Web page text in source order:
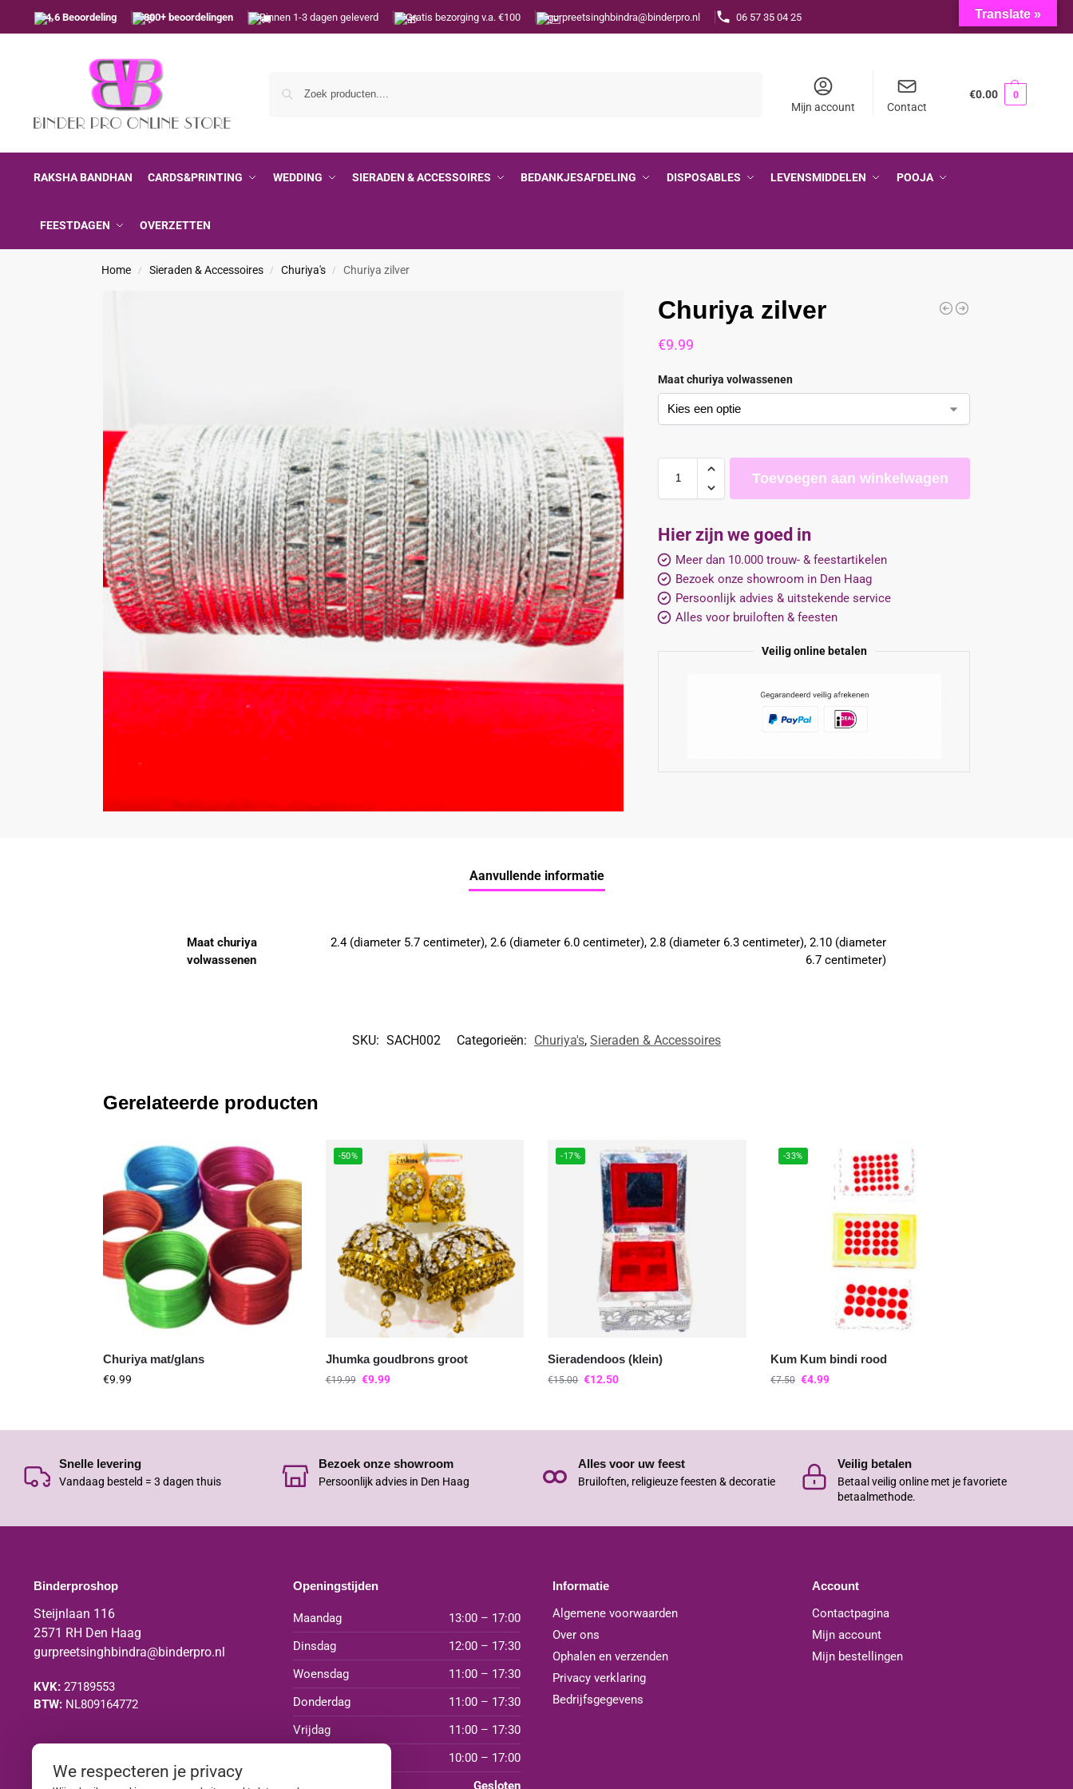
4.6 Beoordeling 800+ beoordelingen Binnen 1-3 dagen geleverd Gratis bezorging v.a. €100 gurpreetsinghbindra@binderpro.nl 06 57 35 04 25
Mijn account Contact
€0.00 0
RAKSHA BANDHAN CARDS&PRINTING WEDDING SIERADEN & ACCESSOIRES BEDANKJESAFDELING DISPOSABLES LEVENSMIDDELEN POOJA
FEESTDAGEN OVERZETTEN
Home / Sieraden & Accessoires / Churiya's / Churiya zilver
Churiya zilver
€9.99
Maat churiya volwassenen
Toevoegen aan winkelwagen
Hier zijn we goed in
Meer dan 10.000 trouw- & feestartikelen
Bezoek onze showroom in Den Haag
Persoonlijk advies & uitstekende service
Alles voor bruiloften & feesten
Veilig online betalen
Aanvullende informatie
Maat churiya
volwassenen
2.4 (diameter 5.7 centimeter), 2.6 (diameter 6.0 centimeter), 2.8 (diameter 6.3 centimeter), 2.10 (diameter
6.7 centimeter)
SKU: SACH002 Categorieën: Churiya's, Sieraden & Accessoires
Gerelateerde producten
Churiya mat/glans
€9.99
-50%
Jhumka goudbrons groot
€19.99 €9.99
-17%
Sieradendoos (klein)
€15.00 €12.50
-33%
Kum Kum bindi rood
€7.50 €4.99
Snelle levering
Vandaag besteld = 3 dagen thuis
Bezoek onze showroom
Persoonlijk advies in Den Haag
Alles voor uw feest
Bruiloften, religieuze feesten & decoratie
Veilig betalen
Betaal veilig online met je favoriete
betaalmethode.
Binderproshop
Steijnlaan 116
2571 RH Den Haag
gurpreetsinghbindra@binderpro.nl
KVK:27189553
BTW:NL809164772
Openingstijden
Maandag
13:00 – 17:00
Dinsdag
12:00 – 17:30
Woensdag
11:00 – 17:30
Donderdag
11:00 – 17:30
Vrijdag
11:00 – 17:30
10:00 – 17:00
Informatie
Algemene voorwaarden
Over ons
Ophalen en verzenden
Privacy verklaring
Bedrijfsgegevens
Account
Contactpagina
Mijn account
Mijn bestellingen
Translate »
We respecteren je privacy